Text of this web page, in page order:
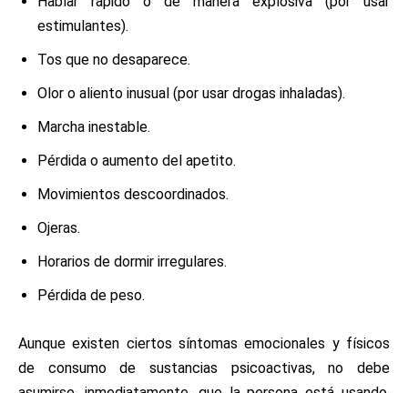
estimulantes).
Tos que no desaparece.
Olor o aliento inusual (por usar drogas inhaladas).
Marcha inestable.
Pérdida o aumento del apetito.
Movimientos descoordinados.
Ojeras.
Horarios de dormir irregulares.
Pérdida de peso.
Aunque existen ciertos síntomas emocionales y físicos
de consumo de sustancias psicoactivas, no debe